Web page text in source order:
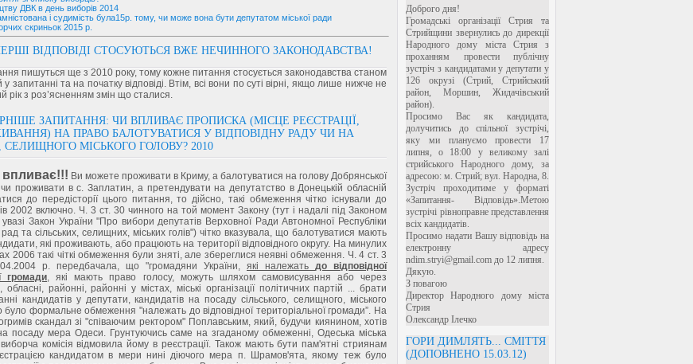
Доброго дня!
Громадські організації Стрия та
Стрийщини звернулись до дирекції
Народного дому міста Стрия з
проханням провести публічну
зустріч з кандидатами у депутати у
126 окрузі (Стрий, Стрийський
район, Моршин, Жидачівський
район).
Просимо Вас як кандидата,
долучитись до спільної зустрічі,
яку ми плануємо провести 17
липня, о 18:00 у великому залі
стрийського Народного дому, за
адресою: м. Стрий; вул. Народна, 8.
Зустріч проходитиме у форматі
«Запитання- Відповідь».Метою
зустрічі рівноправне представлення
всіх кандидатів.
Просимо надати Вашу відповідь на
електронну адресу
ndim.stryi@gmail.com до 12 липня.
Дякую.
З повагою
Директор Народного дому міста
Стрия
Олександр Ілечко
ГОРИ ДИМЛЯТЬ... СМІТТЯ
(ДОПОВНЕНО 15.03.12)
ДВК в день виборів 2014
і судимість була15р. тому, чи може вона бути депутатом міської ради
скриньок 2015 р.
ВІДПОВІДІ СТОСУЮТЬСЯ ВЖЕ НЕЧИННОГО ЗАКОНОДАВСТВА!
пишуться ще з 2010 року, тому кожне питання стосується законодавства станом
у запитанні та на початку відповіді. Втім, всі вони по суті вірні, якщо лише нижче не
рік з роз’ясненням змін що сталися.
ЗАПИТАННЯ: ЧИ ВПЛИВАЄ ПРОПИСКА (МІСЦЕ РЕЄСТРАЦІЇ,
НА ПРАВО БАЛОТУВАТИСЯ У ВІДПОВІДНУ РАДУ ЧИ НА
СЕЛИЩНОГО МІСЬКОГО ГОЛОВУ? 2010
впливає!!! Ви можете проживати в Криму, а балотуватися на голову Добрянської
чи проживати в с. Заплатин, а претендувати на депутатство в Донецькій обласній
до передісторії цього питання, то дійсно, такі обмеження чітко існували до
2002 включно. Ч. 3 ст. 30 чинного на той момент Закону (тут і надалі під Законом
Закон України "Про вибори депутатів Верховної Ради Автономної Республіки
та сільських, селищних, міських голів") чітко вказувала, що балотуватися мають
які проживають, або працюють на території відповідного округу. На минулих
2006 такі чіткі обмеження були зняті, але збереглися неявні обмеження. Ч. 4 ст. 3
р. передбачала, що "громадяни України, які належать до відповідної
громади , які мають право голосу, можуть шляхом самовисування або через
обласні, районні, районні у містах, міські організації політичних партій ... брати
кандидатів у депутати, кандидатів на посаду сільського, селищного, міського
було формальне обмеження "належать до відповідної територіальної громади”. На
скандал зі "співаючим ректором" Поплавським, який, будучи киянином, хотів
посаду мера Одеси. Грунтуючись саме на згаданому обмеженні, Одеська міська
комісія відмовила йому в реєстрації. Також мають бути пам'ятні стриянам
кандидатом в мери нині діючого мера п. Шрамов'ята, якому теж було